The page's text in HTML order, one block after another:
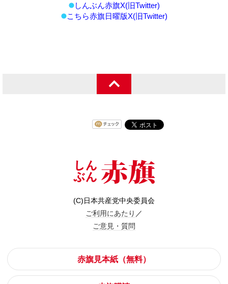
しんぶん赤旗X(旧Twitter)
こちら赤旗日曜版X(旧Twitter)
(C)日本共産党中央委員会
ご利用にあたり ／
ご意見・質問
赤旗見本紙（無料）